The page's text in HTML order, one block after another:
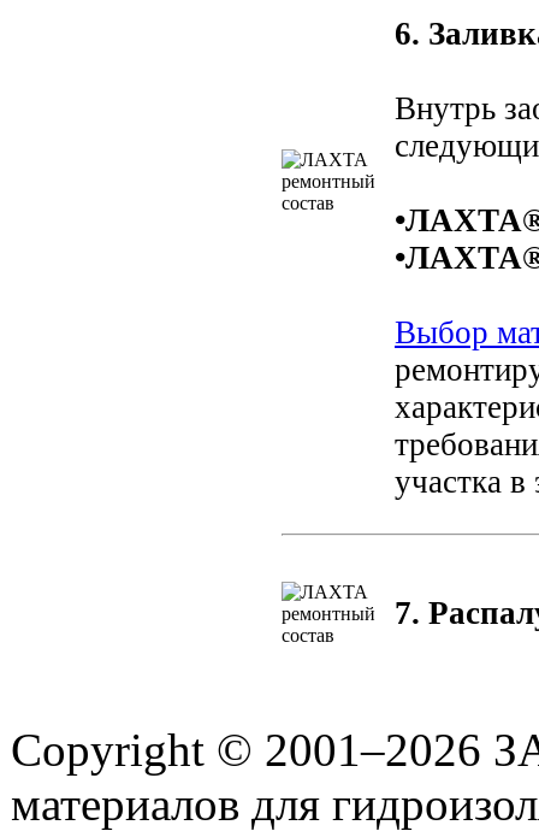
6.
Внутрь
•ЛАХТА®
•ЛАХТА®
Выбор
участка
7.
Copyright © 2001–2026
материалов для